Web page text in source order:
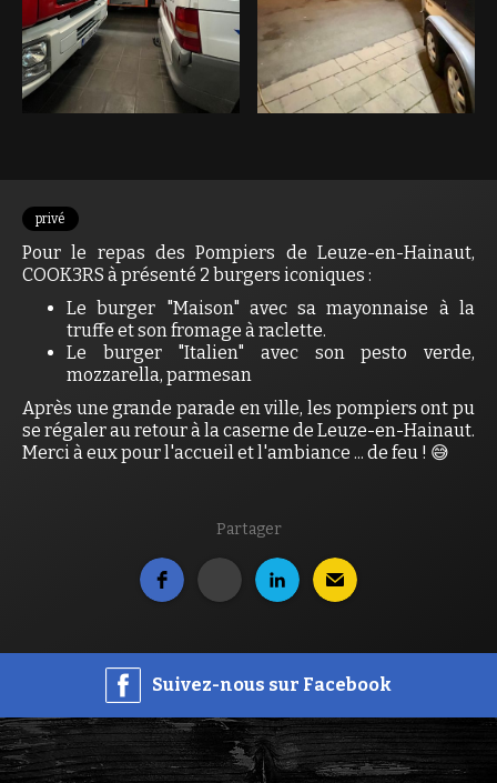
privé
Pour le repas des Pompiers de Leuze-en-Hainaut,
COOK3RS à présenté 2 burgers iconiques :
Le burger "Maison" avec sa mayonnaise à la
truffe et son fromage à raclette.
Le burger "Italien" avec son pesto verde,
mozzarella, parmesan
Après une grande parade en ville, les pompiers ont pu
se régaler au retour à la caserne de Leuze-en-Hainaut.
Merci à eux pour l'accueil et l'ambiance ... de feu ! 😅
Partager
Suivez-nous sur Facebook